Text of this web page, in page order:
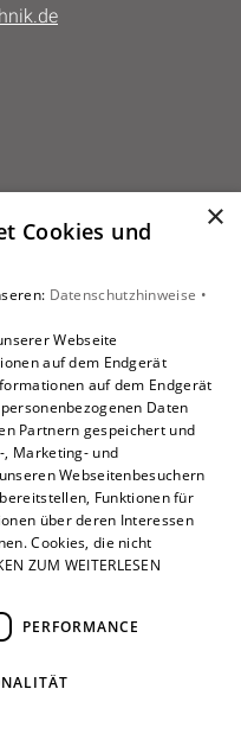
×
Cookies und
Datenschutzhinweise •
Webseite
auf dem Endgerät
auf dem Endgerät
Daten
Partnern gespeichert und
, Marketing- und
Webseitenbesuchern
Funktionen für
über deren Interessen
Cookies, die nicht
ZUM WEITERLESEN
PERFORMANCE